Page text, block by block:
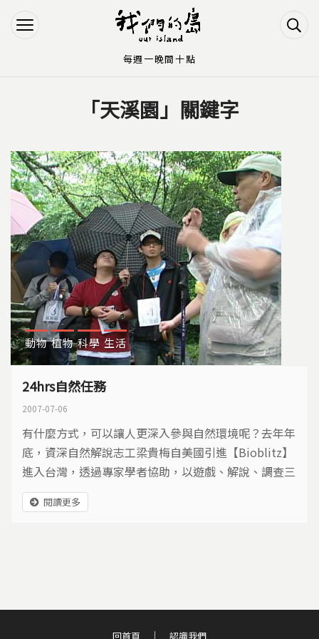
Jump to Navigation
Jump to Main content
「天溪園」關鍵字
動物 植物 科學 生活
24hrs自然任務
2007-07-06
有什麼方式，可以讓人更深入參與自然環境呢？去年年
底，資深自然解說志工梁貴梅自美國引進【Bioblitz】
進入台灣，透過專家學者協助，以遊戲、解說、調查三
階段的方式，帶領民眾走進山林，擺脫走馬看花的限
制，重新認識自然生態裡的繽紛世界。這雖然只是個小
閱讀更多
回首頁 認識我們
每週一晚間十點